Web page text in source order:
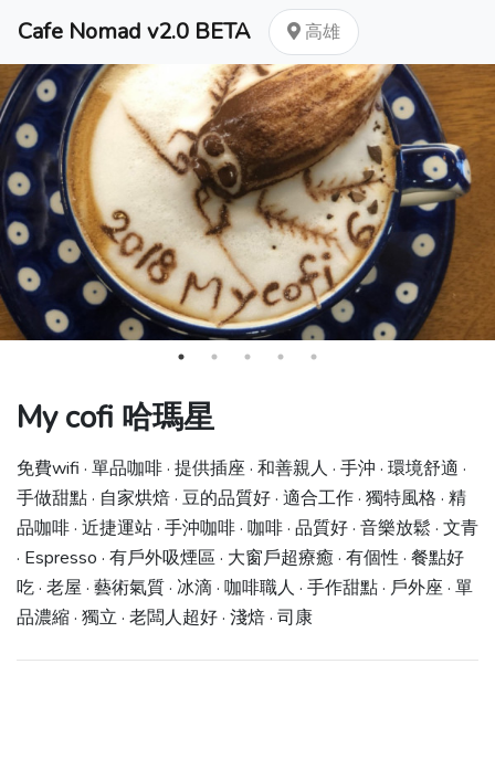
Cafe Nomad v2.0 BETA 高雄
My cofi 哈瑪星
免費wifi · 單品咖啡 · 提供插座 · 和善親人 · 手沖 · 環境舒適 ·
手做甜點 · 自家烘焙 · 豆的品質好 · 適合工作 · 獨特風格 · 精
品咖啡 · 近捷運站 · 手沖咖啡 · 咖啡 · 品質好 · 音樂放鬆 · 文青
· Espresso · 有戶外吸煙區 · 大窗戶超療癒 · 有個性 · 餐點好
吃 · 老屋 · 藝術氣質 · 冰滴 · 咖啡職人 · 手作甜點 · 戶外座 · 單
品濃縮 · 獨立 · 老闆人超好 · 淺焙 · 司康